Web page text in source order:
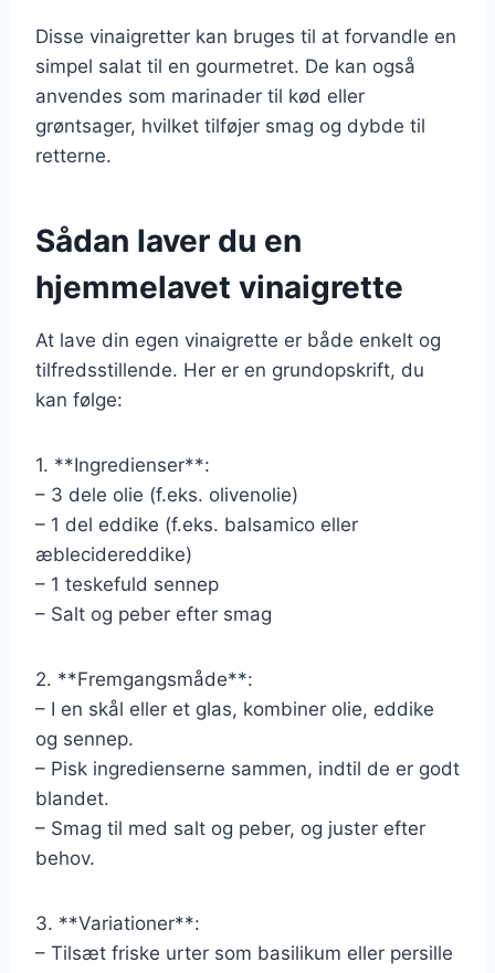
Disse vinaigretter kan bruges til at forvandle en
simpel salat til en gourmetret. De kan også
anvendes som marinader til kød eller
grøntsager, hvilket tilføjer smag og dybde til
retterne.
Sådan laver du en
hjemmelavet vinaigrette
At lave din egen vinaigrette er både enkelt og
tilfredsstillende. Her er en grundopskrift, du
kan følge:
1. **Ingredienser**:
– 3 dele olie (f.eks. olivenolie)
– 1 del eddike (f.eks. balsamico eller
æblecidereddike)
– 1 teskefuld sennep
– Salt og peber efter smag
2. **Fremgangsmåde**:
– I en skål eller et glas, kombiner olie, eddike
og sennep.
– Pisk ingredienserne sammen, indtil de er godt
blandet.
– Smag til med salt og peber, og juster efter
behov.
3. **Variationer**:
– Tilsæt friske urter som basilikum eller persille